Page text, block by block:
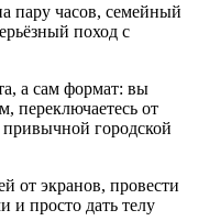
пару часов, семейный
поход с
а сам формат: вы
переключаетесь от
городской
от экранов, провести
и просто дать телу